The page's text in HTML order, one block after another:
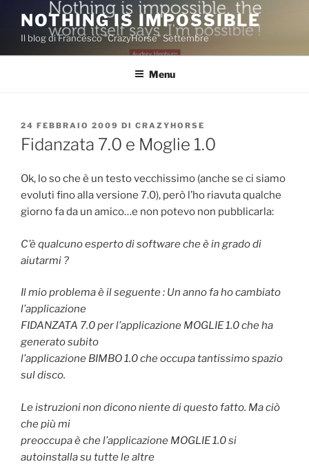
contenuto
NOTHING IS IMPOSSIBLE
Il blog di Francesco "CrazyHorse" Settembre
Menu
PUBBLICATO
IL
24 FEBBRAIO 2009 DI CRAZYHORSE
Fidanzata 7.0 e Moglie 1.0
Ok, lo so che è un testo vecchissimo (anche se ci siamo
evoluti fino alla versione 7.0), però l’ho riavuta qualche
giorno fa da un amico…e non potevo non pubblicarla:
C’è qualcuno esperto di software che è in grado di
aiutarmi ?
Il mio problema è il seguente : Un anno fa ho cambiato
l’applicazione
FIDANZATA 7.0 per l’applicazione MOGLIE 1.0 che ha
generato subito
l’applicazione BIMBO 1.0 che occupa tantissimo spazio
sul disco.
Le istruzioni non dicono niente di questo fatto. Ma ciò
che più mi
preoccupa è che l’applicazione MOGLIE 1.0 si
autoinstalla su tutte le altre